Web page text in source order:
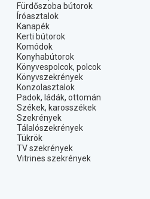
Fürdőszoba bútorok
Íróasztalok
Kanapék
Kerti bútorok
Komódok
Konyhabútorok
Könyvespolcok, polcok
Könyvszekrények
Konzolasztalok
Padok, ládák, ottomán
Székek, karosszékek
Szekrények
Tálalószekrények
Tükrök
TV szekrények
Vitrines szekrények